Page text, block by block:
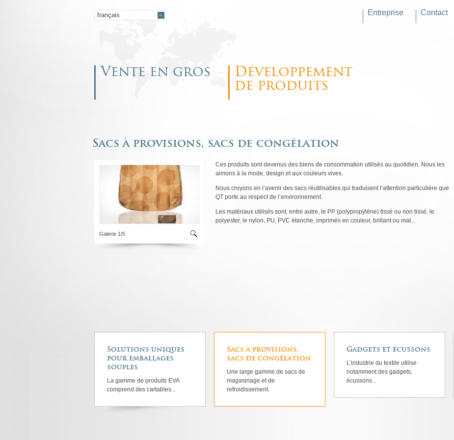
Entreprise Contact
Vente en gros Développement
de produits
Sacs à provisions, sacs de congélation
Galerie 1/5
Ces produits sont devenus des biens de consommation utilisés au quotidien. Nous les
aimons à la mode, design et aux couleurs vives.
Nous croyons en l’avenir des sacs réutilisables qui traduisent l’attention particulière que
QT porte au respect de l’environnement.
Les matériaux utilisés sont, entre autre, le PP (polypropylène) tissé ou non tissé, le
polyester, le nylon, PU, PVC étanche, imprimés en couleur, brillant ou mat...
Solutions uniques
pour emballages
souples
La gamme de produits EVA
comprend des cartables...
Sacs à provisions,
sacs de congélation
Une large gamme de sacs de
magasinage et de
refroidissement.
Gadgets et écussons
L’industrie du textile utilise
notamment des gadgets,
écussons...